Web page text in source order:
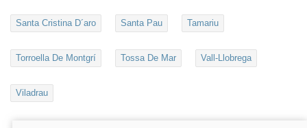
Santa Cristina D´aro Santa Pau Tamariu
Torroella De Montgrí Tossa De Mar Vall-Llobrega
Viladrau